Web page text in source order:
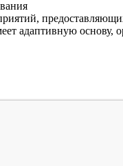
адаптивную